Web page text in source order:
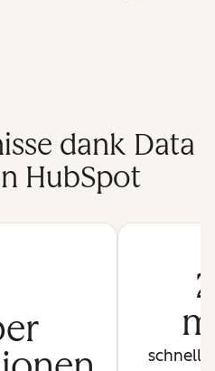
dank Data
HubSpot